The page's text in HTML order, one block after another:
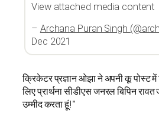
View attached media content
– Archana Puran Singh
Dec 2021
क्रिकेटर प्रज्ञान ओझा ने अपनी कू पोस्ट
लिए प्रार्थना सीडीएस जनरल बिपिन
उम्मीद करता हूं!”